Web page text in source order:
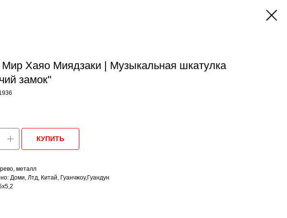
Мир Хаяо Миядзаки | Музыкальная шкатулка
замок"
КУПИТЬ
металл
Доми, Лтд, Китай, Гуанчжоу,Гуандун